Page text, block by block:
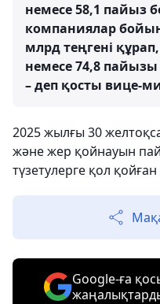
немесе 58,1 пайыз
компаниялар
млрд теңгені
немесе 74,8 пайызы
– деп қосты вице-
2025 жылғы 30
және жер қойнауын
түзетулерге қол
Google-ға